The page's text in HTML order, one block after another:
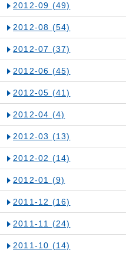
2012-09 (49)
2012-08 (54)
2012-07 (37)
2012-06 (45)
2012-05 (41)
2012-04 (4)
2012-03 (13)
2012-02 (14)
2012-01 (9)
2011-12 (16)
2011-11 (24)
2011-10 (14)